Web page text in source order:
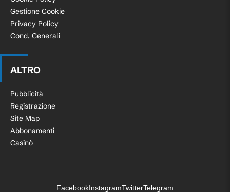
Gestione Cookie
Privacy Policy
Cond. Generali
ALTRO
Pubblicità
Registrazione
Site Map
Abbonamenti
Casinò
FacebookInstagramTwitterTelegram